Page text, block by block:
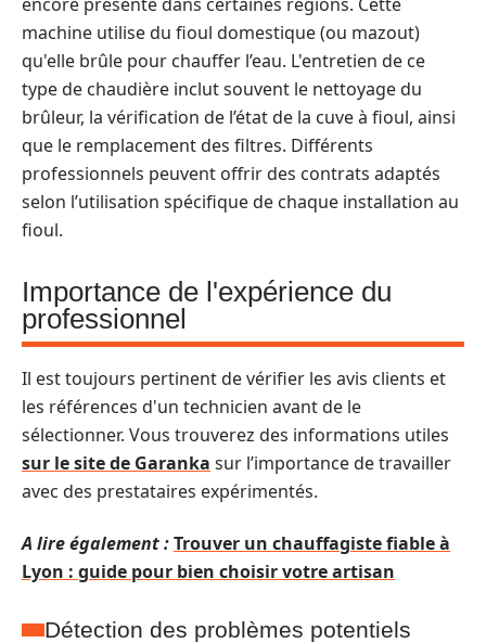
machine utilise du fioul domestique (ou mazout)
qu'elle brûle pour chauffer l’eau. L'entretien de ce
type de chaudière inclut souvent le nettoyage du
brûleur, la vérification de l’état de la cuve à fioul, ainsi
que le remplacement des filtres. Différents
professionnels peuvent offrir des contrats adaptés
selon l’utilisation spécifique de chaque installation au
fioul.
Importance de l'expérience du
professionnel
Il est toujours pertinent de vérifier les avis clients et
les références d'un technicien avant de le
sélectionner. Vous trouverez des informations utiles
sur le site de Garanka sur l’importance de travailler
avec des prestataires expérimentés.
A lire également :Trouver un chauffagiste fiable à
Lyon : guide pour bien choisir votre artisan
Détection des problèmes potentiels